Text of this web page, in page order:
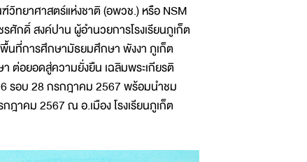
ทยาศาสตร์แห่งชาติ (อพวช.) หรือ NSM
กดิ์ สงค์ปาน ผู้อำนวยการโรงเรียนภูเก็ต
นที่การศึกษามัธยมศึกษา พังงา ภูเก็ต
ต่อยอดสู่ความยั่งยืน เฉลิมพระเกียรติ
6 รอบ 28 กรกฎาคม 2567 พร้อมนำชม
ฎาคม 2567 ณ อ.เมือง โรงเรียนภูเก็ต